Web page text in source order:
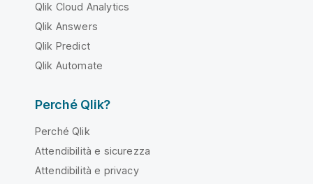
Qlik Cloud Analytics
Qlik Answers
Qlik Predict
Qlik Automate
Perché Qlik?
Perché Qlik
Attendibilità e sicurezza
Attendibilità e privacy